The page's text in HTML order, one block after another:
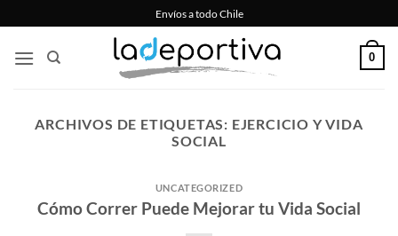
al
contenido
Envíos a todo Chile
0
ARCHIVOS DE ETIQUETAS: EJERCICIO Y VIDA
SOCIAL
UNCATEGORIZED
Cómo Correr Puede Mejorar tu Vida Social